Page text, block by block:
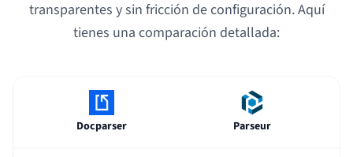
transparentes y sin fricción de configuración. Aquí
tienes una comparación detallada:
Docparser Parseur